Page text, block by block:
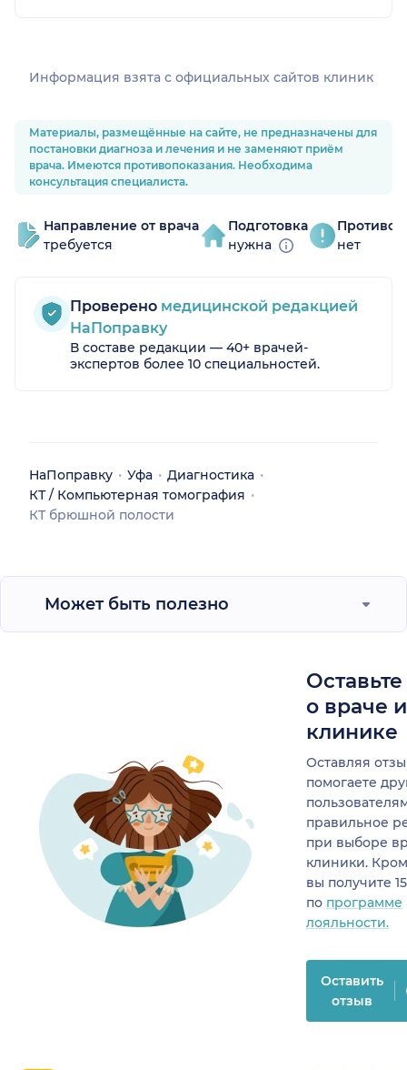
Информация взята c официальных сайтов клиник
Материалы, размещённые на сайте, не предназначены для
постановки диагноза и лечения и не заменяют приём
врача. Имеются противопоказания. Необходима
консультация специалиста.
Направление от врача
требуется
Подготовка
нужна
нет
Проверено медицинской редакцией
НаПоправку
В составе редакции — 40+ врачей-
экспертов более 10 специальностей.
НаПоправку Уфа
Диагностика
КТ / Компьютерная томография
КТ брюшной полости
Может быть полезно
о враче
клинике
Оставляя
помогаете
правильное
при выборе
клиники.
вы получите
по программе
лояльности.
Оставить
отзыв